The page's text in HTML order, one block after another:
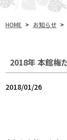
HOME > お知らせ >
2018年 本館梅
2018/01/26